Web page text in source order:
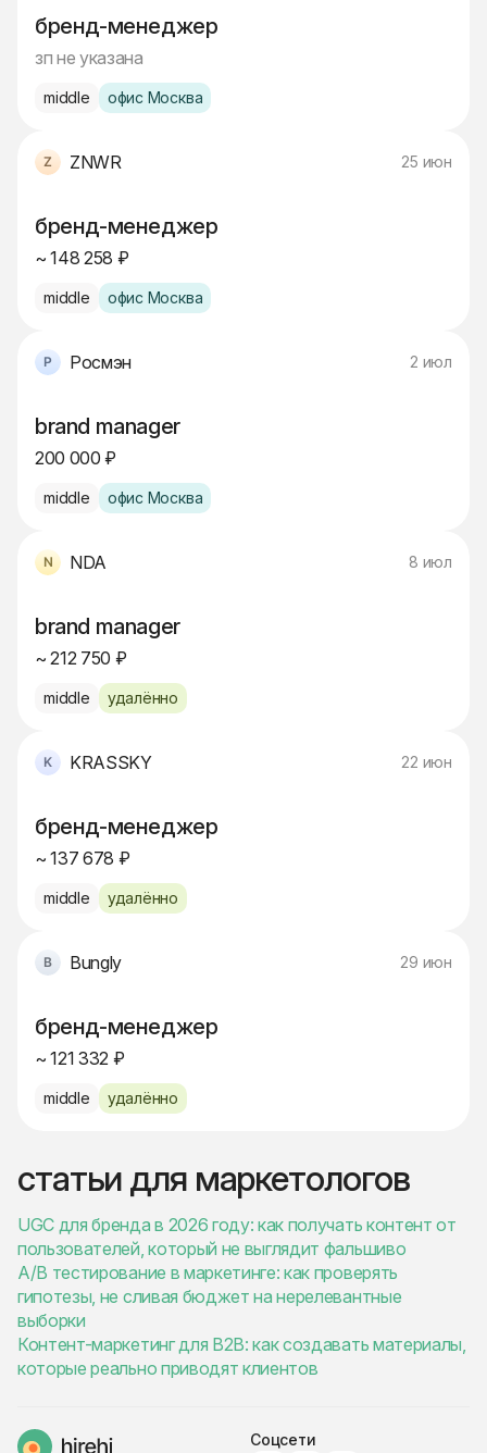
бренд-менеджер
зп не указана
middle офис Москва
ZNWR 25 июн
бренд-менеджер
~ 148 258 ₽
middle офис Москва
Росмэн 2 июл
brand manager
200 000 ₽
middle офис Москва
NDA 8 июл
brand manager
~ 212 750 ₽
middle удалённо
KRASSKY 22 июн
бренд-менеджер
~ 137 678 ₽
middle удалённо
Bungly 29 июн
бренд-менеджер
~ 121 332 ₽
middle удалённо
статьи для маркетологов
UGC для бренда в 2026 году: как получать контент от
пользователей, который не выглядит фальшиво
A/B тестирование в маркетинге: как проверять
гипотезы, не сливая бюджет на нерелевантные
выборки
Контент-маркетинг для B2B: как создавать материалы,
которые реально приводят клиентов
Соцсети